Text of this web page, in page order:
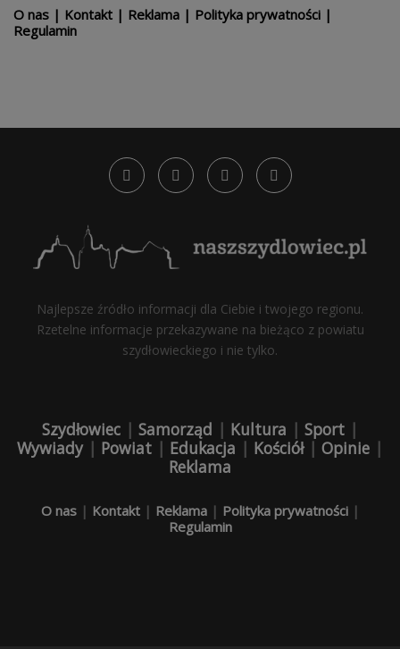
O nas | Kontakt | Reklama | Polityka prywatności |
Regulamin
Najlepsze źródło informacji dla Ciebie i twojego regionu.
Rzetelne informacje przekazywane na bieżąco z powiatu
szydłowieckiego i nie tylko.
Szydłowiec | Samorząd | Kultura | Sport |
Wywiady| Powiat | Edukacja | Kościół| Opinie |
Reklama
O nas| Kontakt| Reklama| Polityka prywatności|
Regulamin